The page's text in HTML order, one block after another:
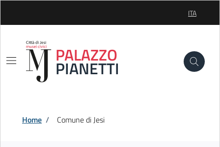
ITA
PALAZZO
PIANETTI
Home / Comune di Jesi